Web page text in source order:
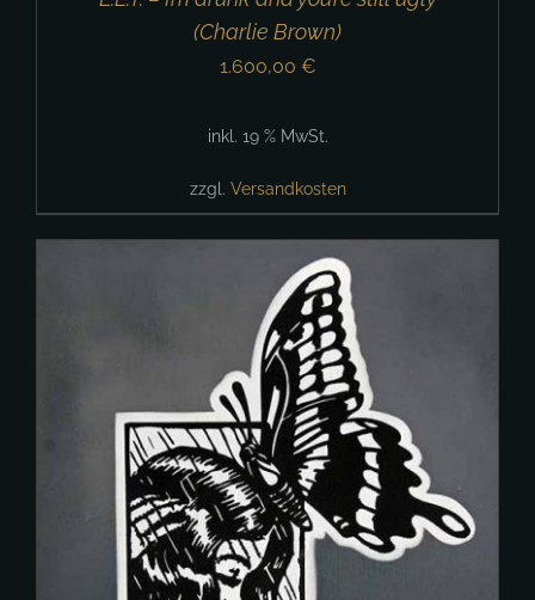
(Charlie Brown)
1.600,00 €
inkl. 19 % MwSt.
zzgl. Versandkosten